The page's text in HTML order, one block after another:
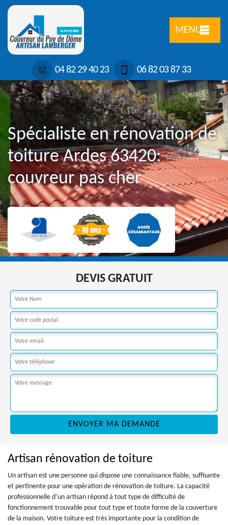
MENU
04 82 29 40 23 06 82 03 87 33
Spécialiste en rénovation de
toiture Ardes 63420:
couvreur pas cher
DEVIS GRATUIT
Artisan rénovation de toiture
Un artisan est une personne qui dispose une connaissance fiable, suffisante
et pertinente pour une opération de rénovation de toiture. La capacité
professionnelle d’un artisan répond à tout type de difficulté de
fonctionnement trouvable pour tout type et toute forme de la couverture
de la maison. Votre toiture est très importante pour la condition de